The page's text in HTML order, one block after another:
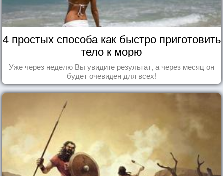
4 простых способа как быстро приготовить
тело к морю
Уже через неделю Вы увидите результат, а через месяц он
будет очевиден для всех!